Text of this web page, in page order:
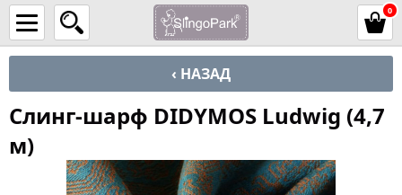
0
‹ НАЗАД
Слинг-шарф DIDYMOS Ludwig (4,7
м)